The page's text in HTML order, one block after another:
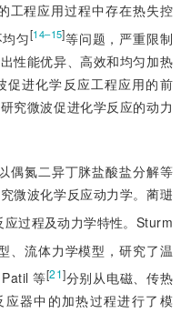
工程应用过程中存在热失控
匀[14–15]等问题，严重限制
性能优异、高效和均匀加热
促进化学反应工程应用的前
究微波促进化学反应的动力
偶氮二异丁脒盐酸盐分解等
微波化学反应动力学。蔺琎
过程及动力学特性。Sturm
、流体力学模型，研究了温
等[21]分别从电磁、传热
器中的加热过程进行了模